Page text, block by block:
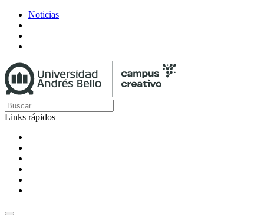
Noticias
Links rápidos